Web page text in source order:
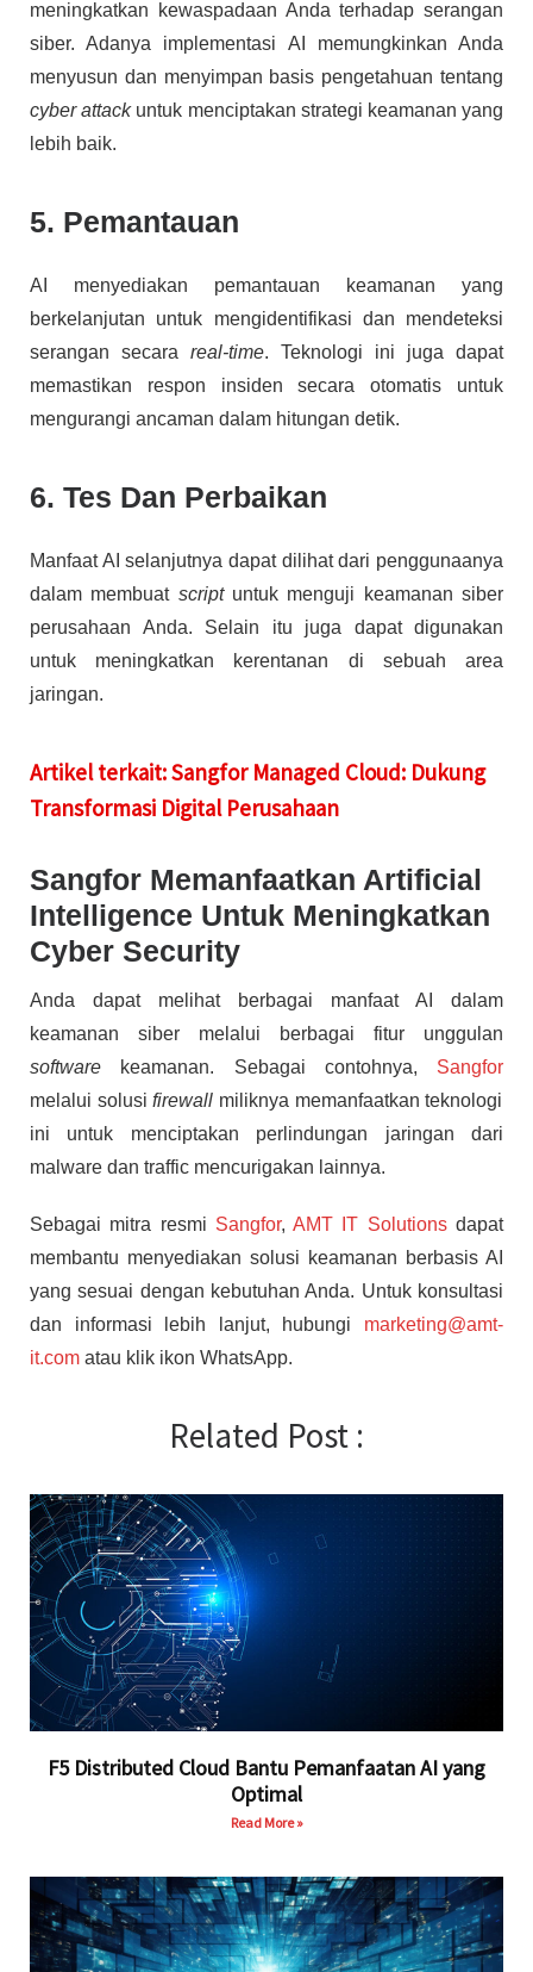
meningkatkan kewaspadaan Anda terhadap serangan
siber. Adanya implementasi AI memungkinkan Anda
menyusun dan menyimpan basis pengetahuan tentang
cyber attackuntuk menciptakan strategi keamanan yang
lebih baik.
5. Pemantauan
AI menyediakan pemantauan keamanan yang
berkelanjutan untuk mengidentifikasi dan mendeteksi
serangan secara real-time. Teknologi ini juga dapat
memastikan respon insiden secara otomatis untuk
mengurangi ancaman dalam hitungan detik.
6. Tes Dan Perbaikan
Manfaat AI selanjutnya dapat dilihat dari penggunaanya
dalam membuat scriptuntuk menguji keamanan siber
perusahaan Anda. Selain itu juga dapat digunakan
untuk meningkatkan kerentanan di sebuah area
jaringan.
Artikel terkait: Sangfor Managed Cloud: Dukung
Transformasi Digital Perusahaan
Sangfor Memanfaatkan Artificial
Intelligence Untuk Meningkatkan
Cyber Security
Anda dapat melihat berbagai manfaat AI dalam
keamanan siber melalui berbagai fitur unggulan
software keamanan. Sebagai contohnya, Sangfor
melalui solusifirewall miliknya memanfaatkan teknologi
ini untuk menciptakan perlindungan jaringan dari
malware dan traffic mencurigakan lainnya.
Sebagai mitra resmi Sangfor,AMT IT Solutionsdapat
membantu menyediakan solusi keamanan berbasis AI
yang sesuai dengan kebutuhan Anda. Untuk konsultasi
dan informasi lebih lanjut, hubungi marketing@amt-
it.com atau klik ikon WhatsApp.
Related Post :
F5 Distributed Cloud Bantu Pemanfaatan AI yang
Optimal
Read More »